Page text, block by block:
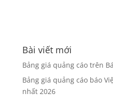
Bài viết mới
Bảng giá quảng cáo trên
Bảng giá quảng cáo báo
nhất 2026